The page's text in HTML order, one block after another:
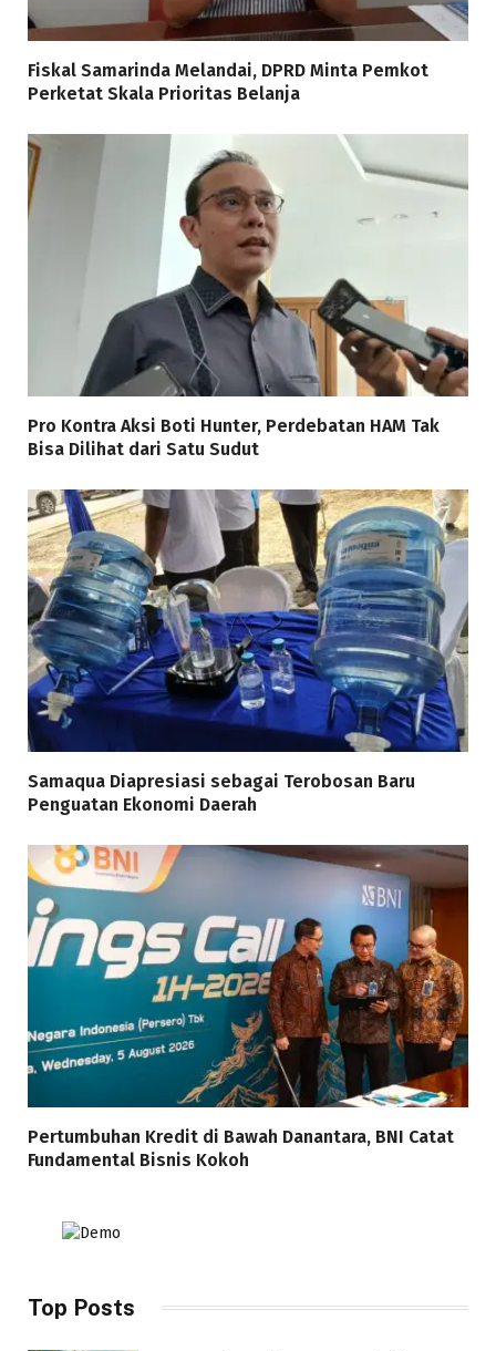
Fiskal Samarinda Melandai, DPRD Minta Pemkot
Perketat Skala Prioritas Belanja
Pro Kontra Aksi Boti Hunter, Perdebatan HAM Tak
Bisa Dilihat dari Satu Sudut
Samaqua Diapresiasi sebagai Terobosan Baru
Penguatan Ekonomi Daerah
Pertumbuhan Kredit di Bawah Danantara, BNI Catat
Fundamental Bisnis Kokoh
Top Posts